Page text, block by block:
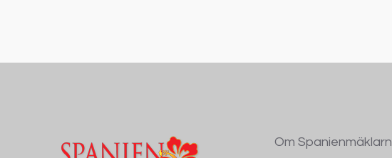
Om Spanienmäklarn